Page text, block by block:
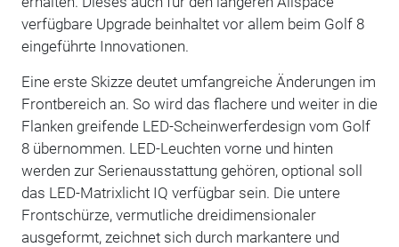
verfügbare Upgrade beinhaltet vor allem beim Golf 8
eingeführte Innovationen.
Eine erste Skizze deutet umfangreiche Änderungen im
Frontbereich an. So wird das flachere und weiter in die
Flanken greifende LED-Scheinwerferdesign vom Golf
8 übernommen. LED-Leuchten vorne und hinten
werden zur Serienausstattung gehören, optional soll
das LED-Matrixlicht IQ verfügbar sein. Die untere
Frontschürze, vermutliche dreidimensionaler
ausgeformt, zeichnet sich durch markantere und